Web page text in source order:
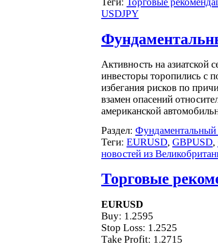
USDJPY
Активность на азиатской
инвесторы торопились с
избегания рисков по
взамен опасений
американской
Раздел: Фундаментальный
Теги: EURUSD, GBPUSD,
новостей из
Торговые
EURUSD
Buy: 1.2595
Stop Loss: 1.2525
Тake Рrofit: 1.2715